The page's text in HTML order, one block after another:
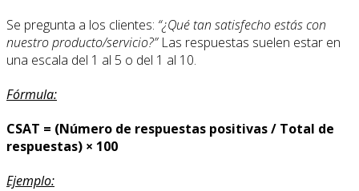
Se pregunta a los clientes: “¿Qué tan satisfecho estás con
nuestro producto/servicio?” Las respuestas suelen estar en
una escala del 1 al 5 o del 1 al 10.
Fórmula:
CSAT = (Número de respuestas positivas / Total de
respuestas) × 100
Ejemplo: